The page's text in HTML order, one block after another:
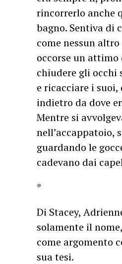
rincorrerlo anche
bagno. Sentiva di
come nessun
occorse un
chiudere gli occhi
e ricacciare i suoi,
indietro da dove
Mentre si
nell’accappatoio,
guardando le
cadevano dai
*
Di Stacey,
solamente il
come argomento
sua tesi.